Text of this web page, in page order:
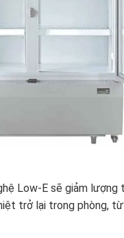
Low-E sẽ giảm lượng
trở lại trong phòng,